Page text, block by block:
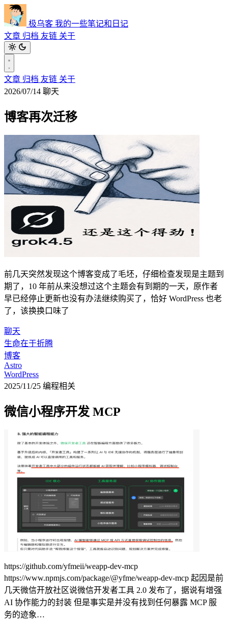
极乌客 我的一些笔记和日记
文章 归档 友链 关于
文章 归档 友链 关于
2026/07/14 聊天
博客再次迁移
前几天突然发现这个博客变成了毛坯，仔细检查发现是主题到
期了，10 年前从来没想过这个主题会有到期的一天，原作者
早已经停止更新也没有办法继续购买了，恰好 WordPress 也老
了，该换换口味了
聊天
生命在于折腾
博客
Astro
WordPress
2025/11/25 编程相关
微信小程序开发 MCP
https://github.com/yfmeii/weapp-dev-mcp
https://www.npmjs.com/package/@yfme/weapp-dev-mcp 起因是前
几天微信开放社区说微信开发者工具 2.0 发布了，据说有增强
AI 协作能力的封装 但是事实是并没有找到任何暴露 MCP 服
务的迹象…